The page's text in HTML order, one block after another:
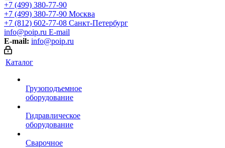
+7 (499) 380-77-90
+7 (499) 380-77-90 Москва
+7 (812) 602-77-08 Санкт-Петербург
info@poip.ru E-mail
E-mail: info@poip.ru
Каталог
Грузоподъемное
оборудование
Гидравлическое
оборудование
Сварочное